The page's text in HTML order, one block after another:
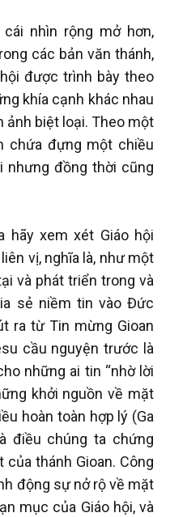
nhìn rộng mở hơn,
các bản văn thánh,
được trình bày theo
khía cạnh khác nhau
ảnh biệt loại. Theo một
chứa đựng một chiều
nhưng đồng thời cũng
hãy xem xét Giáo hội
vị, nghĩa là, như một
và phát triển trong và
sẻ niềm tin vào Đức
ra từ Tin mừng Gioan
cầu nguyện trước là
những ai tin “nhờ lời
khởi nguồn về mặt
hoàn toàn hợp lý (Ga
điều chúng ta chứng
thánh Gioan. Công
động sự nở rộ về mặt
mục của Giáo hội, và